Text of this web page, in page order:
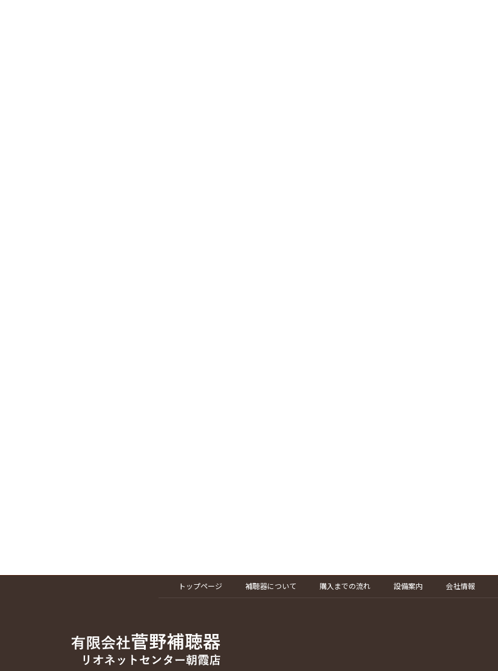
トップページ 補聴器について 購入までの流れ 設備案内 会社情報